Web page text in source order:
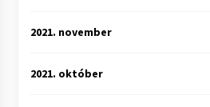
2021. november
2021. október